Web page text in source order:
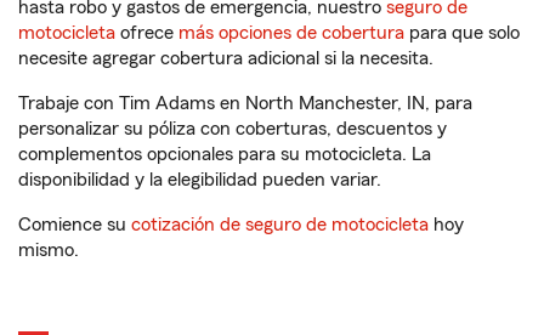
hasta robo y gastos de emergencia, nuestro seguro de
motocicleta ofrece más opciones de cobertura para que solo
necesite agregar cobertura adicional si la necesita.
Trabaje con Tim Adams en North Manchester, IN, para
personalizar su póliza con coberturas, descuentos y
complementos opcionales para su motocicleta. La
disponibilidad y la elegibilidad pueden variar.
Comience su cotización de seguro de motocicleta hoy
mismo.